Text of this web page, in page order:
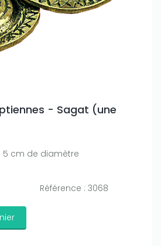
- Sagat (une
5 cm de diamètre
Référence : 3068